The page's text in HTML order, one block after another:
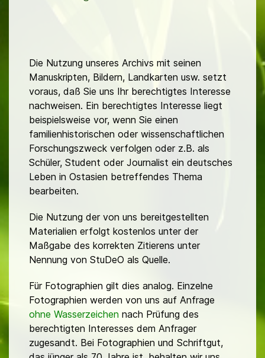
Die Nutzung unseres Archivs mit seinen
Manuskripten, Bildern, Landkarten usw. setzt
voraus, daß Sie uns Ihr berechtigtes Interesse
nachweisen. Ein berechtigtes Interesse liegt
beispielsweise vor, wenn Sie einen
familienhistorischen oder wissenschaftlichen
Forschungszweck verfolgen oder z.B. als
Schüler, Student oder Journalist ein deutsches
Leben in Ostasien betreffendes Thema
bearbeiten.
Die Nutzung der von uns bereitgestellten
Materialien erfolgt kostenlos unter der
Maßgabe des korrekten Zitierens unter
Nennung von StuDeO als Quelle.
Für Fotographien gilt dies analog. Einzelne
Fotographien werden von uns auf Anfrage
ohne Wasserzeichen nach Prüfung des
berechtigten Interesses dem Anfrager
zugesandt. Bei Fotographien und Schriftgut,